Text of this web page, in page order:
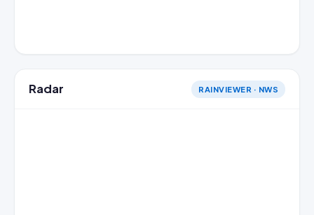
Radar RAINVIEWER · NWS